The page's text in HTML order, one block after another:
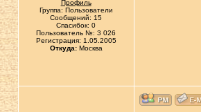
Профиль
Группа: Пользователи
Сообщений: 15
Спасибок: 0
Пользователь №: 3 026
Регистрация: 1.05.2005
Откуда:Москва